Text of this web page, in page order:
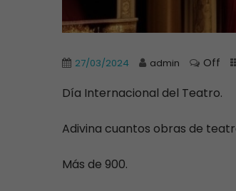
27/03/2024 admin Off
Día Internacional del Teatro.
Adivina cuantos obras de
Más de 900.